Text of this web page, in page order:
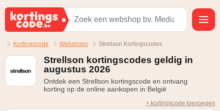
Kortingscode Webshops Strellson Kortingscodes
Strellson kortingscodes geldig in
augustus 2026
Ontdek een Strellson kortingscode en ontvang
korting op de online aankopen in België
+ kortingscode toevoegen